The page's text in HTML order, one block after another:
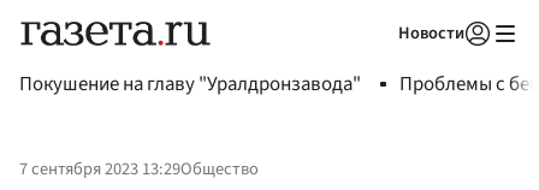
Новости
Покушение на главу "Уралдронзавода" Проблемы с
7 сентября 2023 13:29Общество